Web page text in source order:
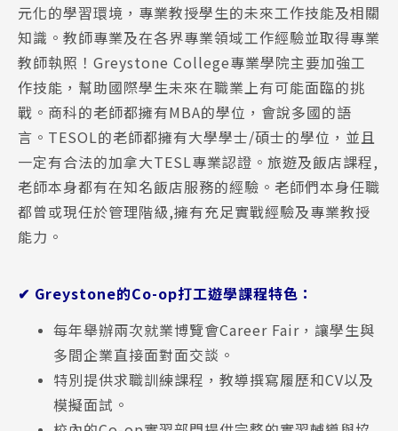
元化的學習環境，專業教授學生的未來工作技能及相關
知識。教師專業及在各界專業領域工作經驗並取得專業
教師執照！Greystone College專業學院主要加強工
作技能，幫助國際學生未來在職業上有可能面臨的挑
戰。商科的老師都擁有MBA的學位，會說多國的語
言。TESOL的老師都擁有大學學士/碩士的學位，並且
一定有合法的加拿大TESL專業認證。旅遊及飯店課程,
老師本身都有在知名飯店服務的經驗 。老師們本身任職
都曾或現任於管理階級,擁有充足實戰經驗及專業教授
能力 。
✔ Greystone的Co-op打工遊學課程特色：
每年舉辦兩次就業博覽會Career Fair，讓學生與
多間企業直接面對面交談。
特別提供求職訓練課程，教導撰寫履歷和CV以及
模擬面試。